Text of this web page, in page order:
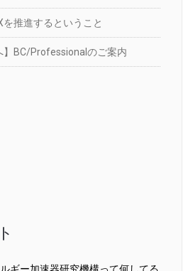
推進するということ
】BC/Professionalのご案内
ギー加速器研究機構って何してる